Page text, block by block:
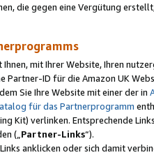
die gegen eine Vergütung
mit Ihrer Website, Ihren
Partner-ID für die Amazon UK
Sie Ihre Website mit einer der in
für das Partnerprogramm
Kit) verlinken. Entsprechende
(„ Partner-Links“).
anklicken oder sich damit